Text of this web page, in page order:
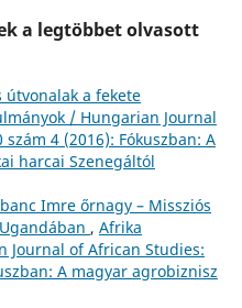
a legtöbbet olvasott
útvonalak a fekete
/ Hungarian Journal
4 (2016): Fókuszban: A
harcai Szenegáltól
Imre őrnagy – Missziós
, Afrika
Journal of African Studies:
A magyar agrobiznisz